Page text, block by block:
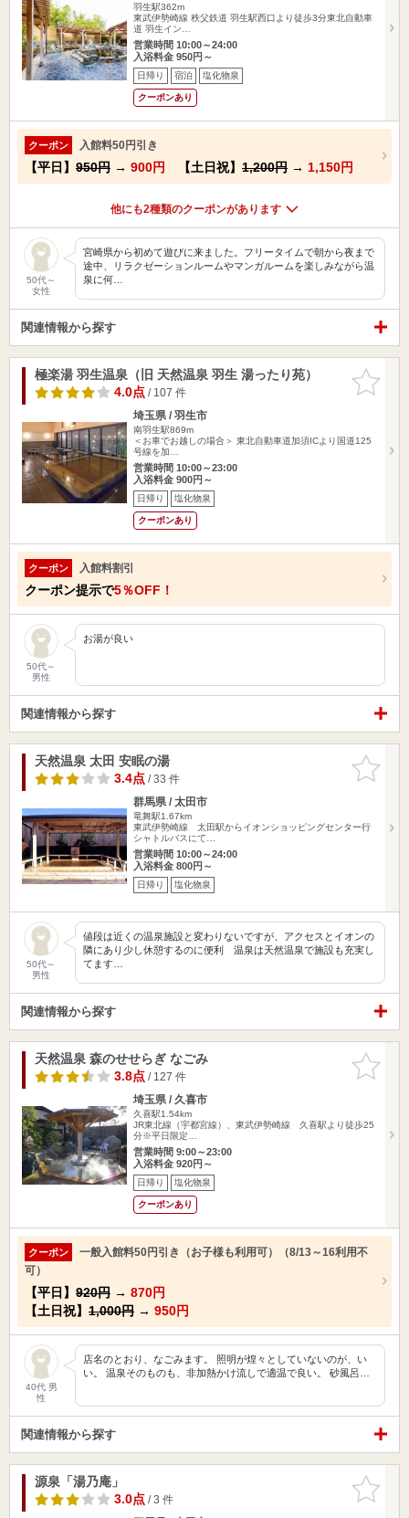
羽生駅362m
東武伊勢崎線 秩父鉄道 羽生駅西口より徒歩3分東北自動車
道 羽生イン…
営業時間 10:00～24:00
入浴料金 950円～
日帰り 宿泊 塩化物泉
クーポンあり
クーポン 入館料50円引き
【平日】 950円 → 900円 【土日祝】 1,200円 → 1,150円
他にも2種類のクーポンがあります
50代～
女性
宮崎県から初めて遊びに来ました。フリータイムで朝から夜まで
途中、リラクゼーションルームやマンガルームを楽しみながら温
泉に何…
関連情報から探す
お気に入
りに追加
極楽湯 羽生温泉（旧 天然温泉 羽生 湯ったり苑）
4.0点/ 107 件
埼玉県 / 羽生市
南羽生駅869m
＜お車でお越しの場合＞ 東北自動車道加須ICより国道125
号線を加…
営業時間 10:00～23:00
入浴料金 900円～
日帰り 塩化物泉
クーポンあり
クーポン 入館料割引
クーポン提示で5％OFF！
50代～
男性
お湯が良い
関連情報から探す
お気に入
りに追加
天然温泉 太田 安眠の湯
3.4点/ 33 件
群馬県 / 太田市
竜舞駅1.67km
東武伊勢崎線 太田駅からイオンショッピングセンター行
シャトルバスにて…
営業時間 10:00～24:00
入浴料金 800円～
日帰り 塩化物泉
50代～
男性
値段は近くの温泉施設と変わりないですが、アクセスとイオンの
隣にあり少し休憩するのに便利 温泉は天然温泉で施設も充実し
てます…
関連情報から探す
お気に入
りに追加
天然温泉 森のせせらぎ なごみ
3.8点/ 127 件
埼玉県 / 久喜市
久喜駅1.54km
JR東北線（宇都宮線）、東武伊勢崎線 久喜駅より徒歩25
分※平日限定…
営業時間 9:00～23:00
入浴料金 920円～
日帰り 塩化物泉
クーポンあり
クーポン
一般入館料50円引き（お子様も利用可）（8/13～16利用不
可）
【平日】 920円 → 870円
【土日祝】 1,000円 → 950円
40代 男
性
店名のとおり、なごみます。 照明が煌々としていないのが、い
い。 温泉そのものも、非加熱かけ流しで適温で良い。 砂風呂…
関連情報から探す
お気に入
りに追加
源泉「湯乃庵」
3.0点/ 3 件